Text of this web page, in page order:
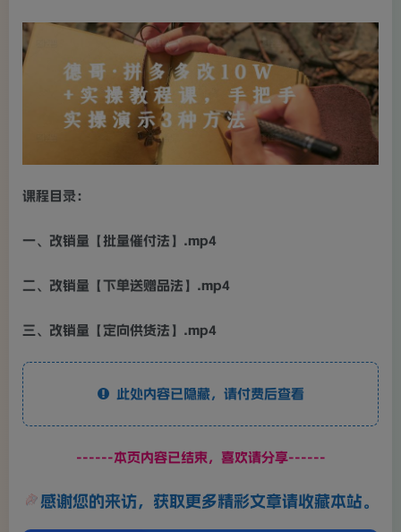
课程目录：
一、改销量【批量催付法】.mp4
二、改销量【下单送赠品法】.mp4
三、改销量【定向供货法】.mp4
此处内容已隐藏，请付费后查看
------本页内容已结束，喜欢请分享------
感谢您的来访，获取更多精彩文章请收藏本站。